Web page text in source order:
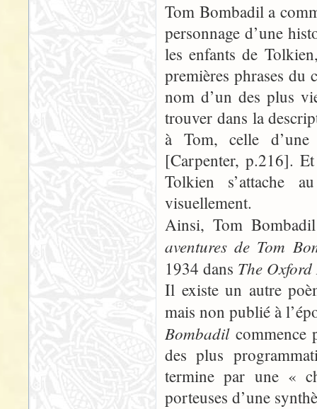
Tom Bombadil a
personnage d’une
les enfants de
premières phrases
nom d’un des plus
trouver dans la
à Tom, celle d’une
[Carpenter, p.216].
Tolkien s’attache
visuellement.
Ainsi, Tom
aventures de Tom
1934 dans The
Il existe un autre
mais non publié à
Bombadilcommence
des plus
termine par une «
porteuses d’une